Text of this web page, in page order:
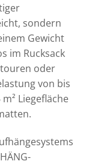
sondern
Gewicht
im Rucksack
oder
von bis
Liegefläche